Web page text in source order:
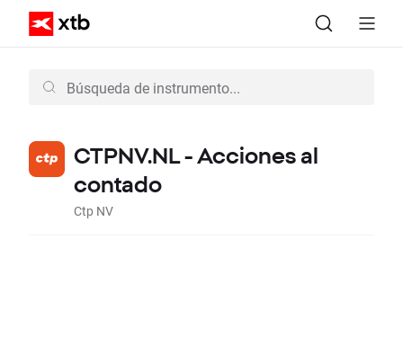
CTPNV.NL - Acciones al
contado
Ctp NV